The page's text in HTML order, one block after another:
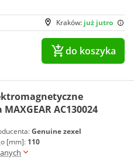
Kraków: już jutro
do koszyka
AC130024
Genuine zexel
[mm]: 110